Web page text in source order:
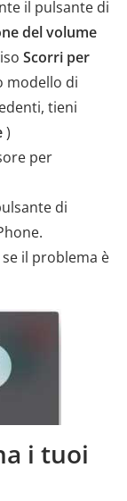
il pulsante di
del volume
Scorri per
modello di
tieni
)
per
di
il problema è
i tuoi